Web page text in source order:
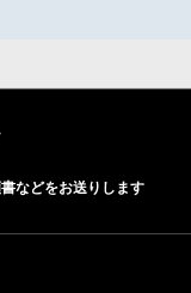
などをお送りします